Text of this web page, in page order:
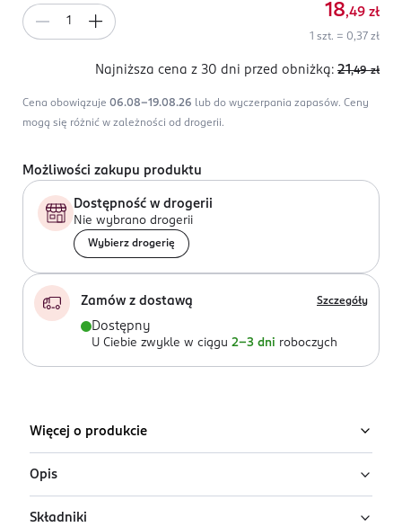
18,49 zł
1 szt. = 0,37 zł
Najniższa cena z 30 dni przed obniżką: 21,49 zł
Cena obowiązuje 06.08-19.08.26 lub do wyczerpania zapasów. Ceny
mogą się różnić w zależności od drogerii.
Możliwości zakupu produktu
Dostępność w drogerii
Nie wybrano drogerii
Wybierz drogerię
Zamów z dostawą Szczegóły
Dostępny
U Ciebie zwykle w ciągu 2-3 dni roboczych
Więcej o produkcie
Opis
Jednorazowe ręczniczki kosmetyczne npuri
Składniki